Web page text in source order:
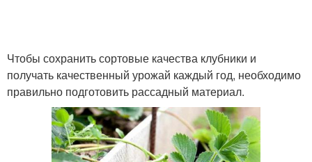
Чтобы сохранить сортовые качества клубники и
получать качественный урожай каждый год, необходимо
правильно подготовить рассадный материал.